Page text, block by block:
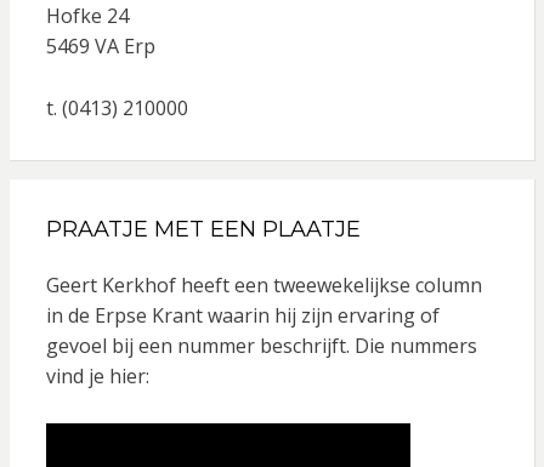
Hofke 24
5469 VA Erp
t. (0413) 210000
PRAATJE MET EEN PLAATJE
Geert Kerkhof heeft een tweewekelijkse column
in de Erpse Krant waarin hij zijn ervaring of
gevoel bij een nummer beschrijft. Die nummers
vind je hier: